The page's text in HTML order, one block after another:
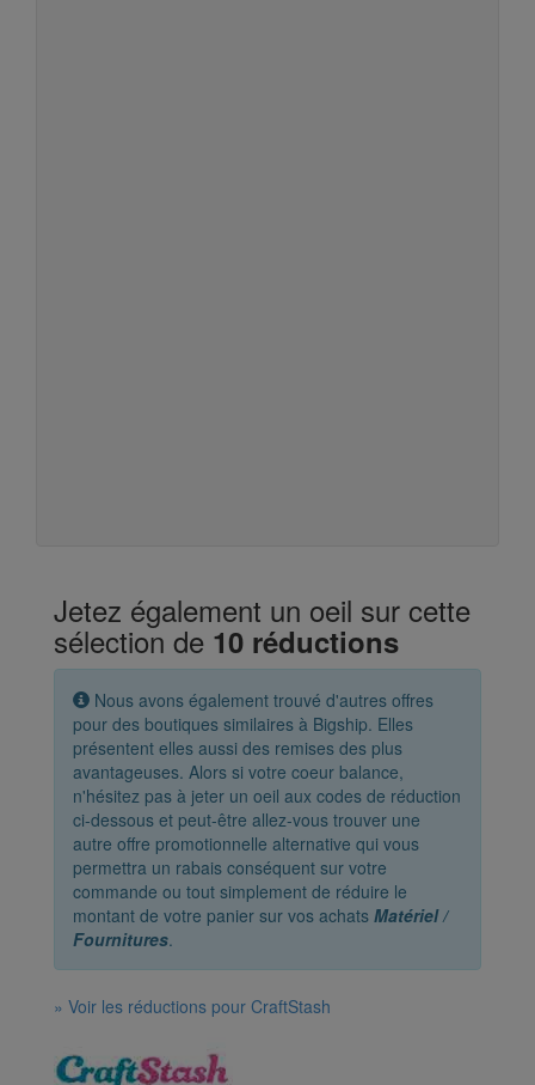
Jetez également un oeil sur cette
sélection de 10 réductions
Nous avons également trouvé d'autres offres
pour des boutiques similaires à Bigship. Elles
présentent elles aussi des remises des plus
avantageuses. Alors si votre coeur balance,
n'hésitez pas à jeter un oeil aux codes de réduction
ci-dessous et peut-être allez-vous trouver une
autre offre promotionnelle alternative qui vous
permettra un rabais conséquent sur votre
commande ou tout simplement de réduire le
montant de votre panier sur vos achats Matériel /
Fournitures.
» Voir les réductions pour CraftStash